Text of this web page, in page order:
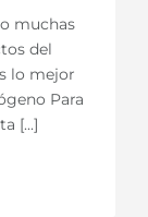
muchas
del
lo mejor
Para
[...]